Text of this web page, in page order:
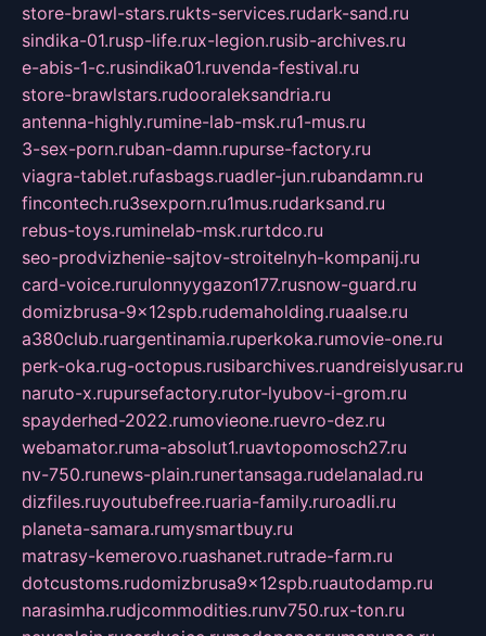
store-brawl-stars.rukts-services.rudark-sand.ru
sindika-01.rusp-life.rux-legion.rusib-archives.ru
e-abis-1-c.rusindika01.ruvenda-festival.ru
store-brawlstars.rudooraleksandria.ru
antenna-highly.rumine-lab-msk.ru1-mus.ru
3-sex-porn.ruban-damn.rupurse-factory.ru
viagra-tablet.rufasbags.ruadler-jun.rubandamn.ru
fincontech.ru3sexporn.ru1mus.rudarksand.ru
rebus-toys.ruminelab-msk.rurtdco.ru
seo-prodvizhenie-sajtov-stroitelnyh-kompanij.ru
card-voice.rurulonnyygazon177.rusnow-guard.ru
domizbrusa-9x12spb.rudemaholding.ruaalse.ru
a380club.ruargentinamia.ruperkoka.rumovie-one.ru
perk-oka.rug-octopus.rusibarchives.ruandreislyusar.ru
naruto-x.rupursefactory.rutor-lyubov-i-grom.ru
spayderhed-2022.rumovieone.ruevro-dez.ru
webamator.ruma-absolut1.ruavtopomosch27.ru
nv-750.runews-plain.runertansaga.rudelanalad.ru
dizfiles.ruyoutubefree.ruaria-family.ruroadli.ru
planeta-samara.rumysmartbuy.ru
matrasy-kemerovo.ruashanet.rutrade-farm.ru
dotcustoms.rudomizbrusa9x12spb.ruautodamp.ru
narasimha.rudjcommodities.runv750.rux-ton.ru